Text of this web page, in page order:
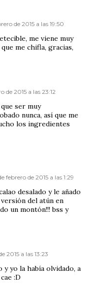
de 2015 a las 19:50
me viene muy
me chifla, gracias,
de 2015 a las 23:12
ser muy
nunca, así que me
los ingredientes
febrero de 2015 a las 1:29
desalado y le añado
del atún en
un montón!!! bss y
2015 a las 13:23
y yo la había olvidado, a
:D